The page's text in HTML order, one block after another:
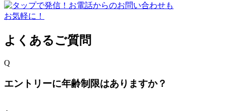
よくあるご質問
Q
エントリーに年齢制限はありますか？